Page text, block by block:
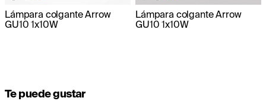
Lámpara colgante Arrow
GU10 1x10W
Lámpara colgante Arrow
GU10 1x10W
Te puede gustar